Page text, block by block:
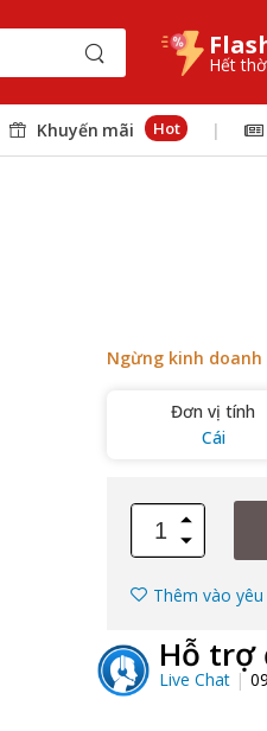
Hết
Khuyến mãi Hot |
Ngừng kinh doanh
Đơn vị tính
Cái
Thêm vào
Hỗ trợ
Live Chat